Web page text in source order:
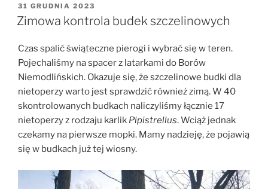
OPUBLIKOWANE
W
31 GRUDNIA 2023
Zimowa kontrola budek szczelinowych
Czas spalić świąteczne pierogi i wybrać się w teren.
Pojechaliśmy na spacer z latarkami do Borów
Niemodlińskich. Okazuje się, że szczelinowe budki dla
nietoperzy warto jest sprawdzić również zimą. W 40
skontrolowanych budkach naliczyliśmy łącznie 17
nietoperzy z rodzaju karlik Pipistrellus. Wciąż jednak
czekamy na pierwsze mopki. Mamy nadzieję, że pojawią
się w budkach już tej wiosny.